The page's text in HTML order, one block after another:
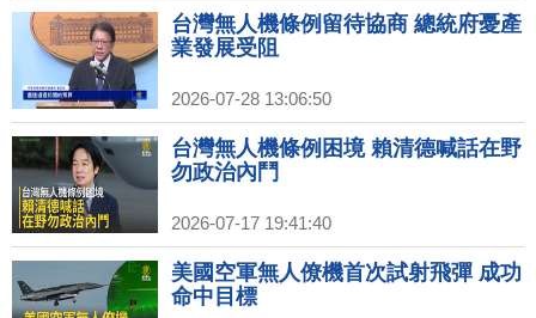
台灣無人機條例留待協商 總統府憂產
業發展受阻
2026-07-28 13:06:50
台灣無人機條例困境 賴清德喊話在野
勿政治內鬥
2026-07-17 19:41:40
美國空軍無人僚機首次試射飛彈 成功
命中目標